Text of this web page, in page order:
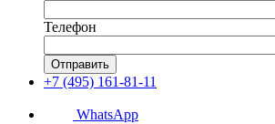
Телефон
Отправить
+7 (495) 161-81-11
WhatsApp